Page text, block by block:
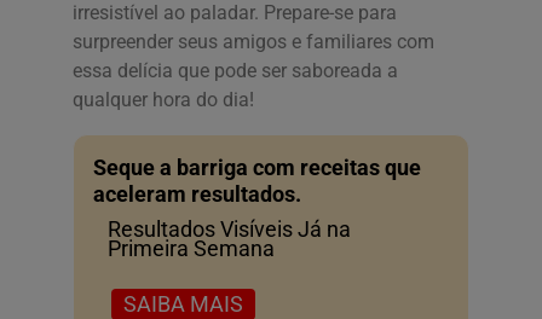
irresistível ao paladar. Prepare-se para
surpreender seus amigos e familiares com
essa delícia que pode ser saboreada a
qualquer hora do dia!
Seque a barriga com receitas que
aceleram resultados.
Resultados Visíveis Já na
Primeira Semana
SAIBA MAIS